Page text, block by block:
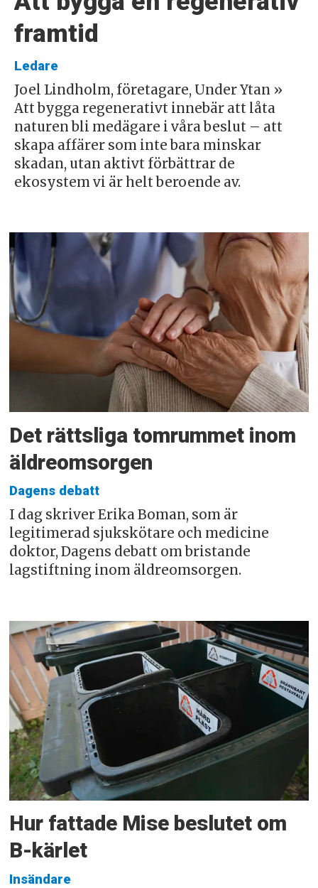
framtid
Ledare
Joel Lindholm, företagare, Under Ytan »
Att bygga regenerativt innebär att låta
naturen bli medägare i våra beslut – att
skapa affärer som inte bara minskar
skadan, utan aktivt förbättrar de
ekosystem vi är helt beroende av.
Det rättsliga tomrummet inom
äldreomsorgen
Dagens debatt
I dag skriver Erika Boman, som är
legitimerad sjukskötare och medicine
doktor, Dagens debatt om bristande
lagstiftning inom äldreomsorgen.
Hur fattade Mise beslutet om
B-kärlet
Insändare